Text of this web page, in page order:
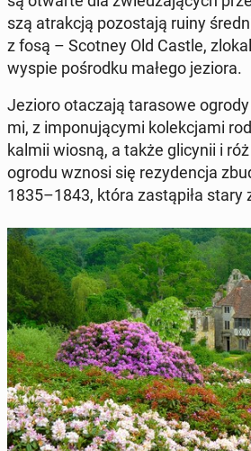
szą atrak­cją po­zo­sta­ją ruiny
z fosą – Scotney Old Castle,
wyspie po­środ­ku małego jeziora.
Jezioro ota­cza­ją ta­ra­so­we
mi, z im­po­nu­ją­cy­mi ko­lek­cja­mi
kalmii wiosną, a także gli­cy­nii i
ogrodu wznosi się re­zy­den­cja
1835–1843, która za­stą­pi­ła stary